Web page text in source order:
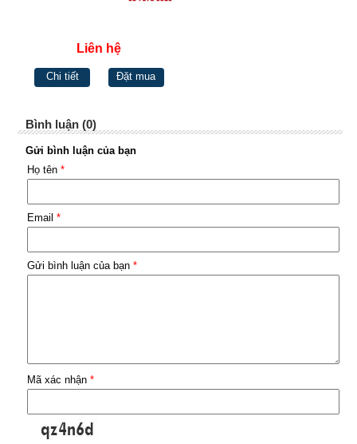
Liên hệ
Chi tiết Đặt mua
Bình luận (0)
Gửi bình luận của bạn
Họ tên *
Email *
Gửi bình luận của bạn *
Mã xác nhận *